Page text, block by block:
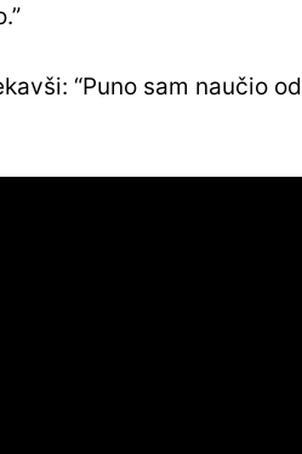
“Puno sam naučio od